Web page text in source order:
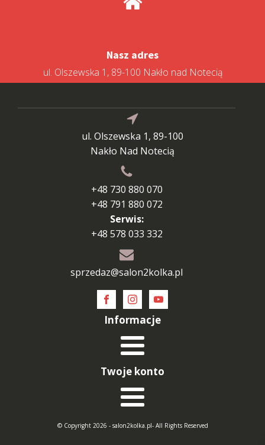
Nasz adres
ul. Olszewska 1, 89-100 Nakło nad Notecią
ul. Olszewska 1, 89-100
Nakło Nad Notecią
+48 730 880 070
+48 791 880 072
Serwis:
+48 578 033 332
sprzedaz@salon2kolka.pl
Informacje
Twoje konto
© Copyright 2026 - salon2kolka.pl- All Rights Reserved